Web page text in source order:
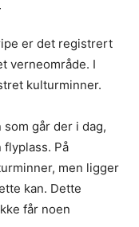
er det registrert
verneområde. I
kulturminner.
går der i dag,
På
men ligger
kan. Dette
får noen